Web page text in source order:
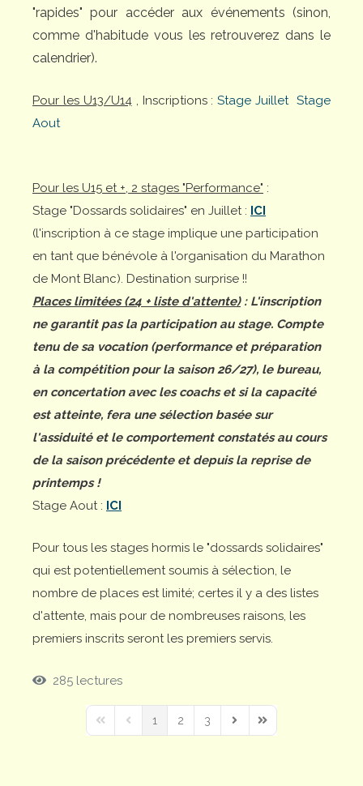
"rapides" pour accéder aux événements (sinon,
comme d'habitude vous les retrouverez dans le
calendrier).
Pour les U13/U14, Inscriptions :Stage Juillet Stage
Aout
Pour les U15 et +, 2 stages "Performance" :
Stage "Dossards solidaires" en Juillet : ICI
(l'inscription à ce stage implique une participation
en tant que bénévole à l'organisation du Marathon
de Mont Blanc). Destination surprise !!
Places limitées (24 + liste d'attente): L'inscription
ne garantit pas la participation au stage. Compte
tenu de sa vocation (performance et préparation
à la compétition pour la saison 26/27), le bureau,
en concertation avec les coachs et si la capacité
est atteinte, fera une sélection basée sur
l'assiduité et le comportement constatés au cours
de la saison précédente et depuis la reprise de
printemps !
Stage Aout : ICI
Pour tous les stages hormis le "dossards solidaires"
qui est potentiellement soumis à sélection, le
nombre de places est limité; certes il y a des listes
d'attente, mais pour de nombreuses raisons, les
premiers inscrits seront les premiers servis.
285 lectures
First PagePrevious Page
1 2 3
Next PageLast Page